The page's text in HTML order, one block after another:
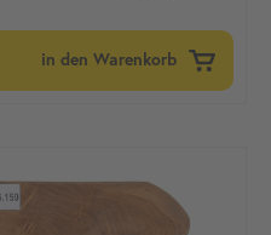
in den Warenkorb